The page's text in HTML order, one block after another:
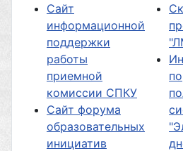
Сайт
информационной
поддержки
работы
приемной
комиссии СПКУ
Сайт форума
образовательных
инициатив